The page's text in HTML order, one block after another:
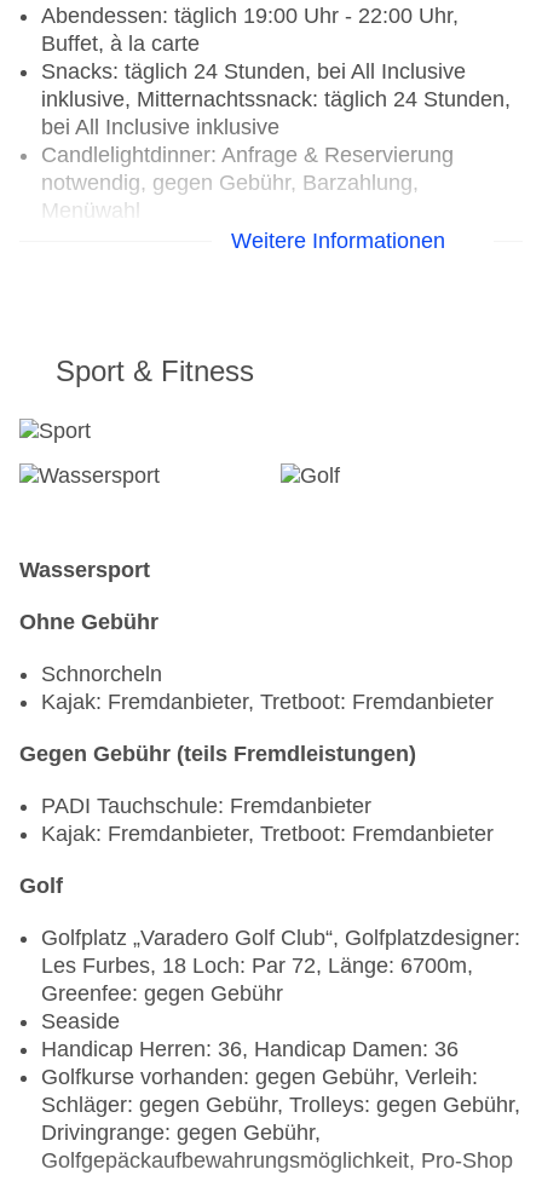
Abendessen: täglich 19:00 Uhr - 22:00 Uhr,
Buffet, à la carte
Snacks: täglich 24 Stunden, bei All Inclusive
inklusive, Mitternachtssnack: täglich 24 Stunden,
bei All Inclusive inklusive
Candlelightdinner: Anfrage & Reservierung
notwendig, gegen Gebühr, Barzahlung,
Menüwahl
Weihnachtsspecial: Buffet, Menü,
Hauptrestaurant „La Terraza“: glutenfreie
Gerichte, lactosefreie Gerichte, vegetarische
Gerichte, Buffet, bei All Inclusive inklusive,
la carte, Reservierung notwendig, bei All Inclusive
erwünscht
carte, Reservierung notwendig, bei All Inclusive
inklusive, klimatisierbar, angemessene Kleidung
Restaurant „Sakura“: Küche: japanisch, à la carte,
Reservierung notwendig, bei All Inclusive
inklusive, klimatisierbar, angemessene Kleidung
erwünscht
Restaurant „La Robleza“: Küche: international,
bei All Inclusive inklusive, mit Terrasse
Bars & mehr: 5
Cocktailbar „Lobby Bar Las Américas“
Cocktailbar „Bar La Cascada“
Poolbar Outdoor „Bar La Robleza“
Strandbar
Salonbar „Bar salon Rio“
Weitere Informationen
Sport & Fitness
Wassersport
Ohne Gebühr
Schnorcheln
Kajak: Fremdanbieter, Tretboot: Fremdanbieter
Gegen Gebühr (teils Fremdleistungen)
PADI Tauchschule: Fremdanbieter
Kajak: Fremdanbieter, Tretboot: Fremdanbieter
Golf
Golfplatz „Varadero Golf Club“, Golfplatzdesigner:
Les Furbes, 18 Loch: Par 72, Länge: 6700m,
Greenfee: gegen Gebühr
Seaside
Handicap Herren: 36, Handicap Damen: 36
Golfkurse vorhanden: gegen Gebühr, Verleih:
Schläger: gegen Gebühr, Trolleys: gegen Gebühr,
Drivingrange: gegen Gebühr,
Golfgepäckaufbewahrungsmöglichkeit, Pro-Shop